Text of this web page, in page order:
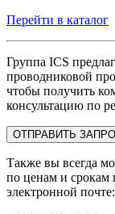
Перейти в каталог
Группа ICS
проводниковой
чтобы получить
консультацию по
ОТПРАВИТЬ
Также вы всегда
по ценам и срокам
электронной почте: